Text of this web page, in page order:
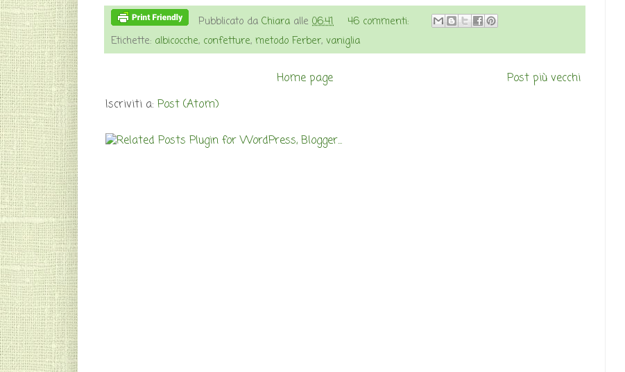
Pubblicato daChiara alle06:41
46 commenti:
Etichette: albicocche, confetture, metodo Ferber, vaniglia
Post più vecchi
Home page
Iscriviti a: Post (Atom)